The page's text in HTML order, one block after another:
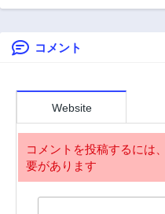
第25.1話
第24話
第22話
第20話
2年前
第18話
コメント
Website
コメントを投稿するには、
要があります